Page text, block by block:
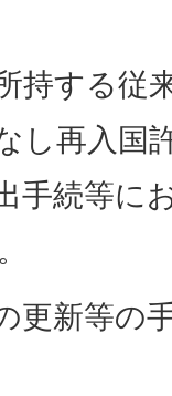
持する従
し再入国
手続等に
更新等の